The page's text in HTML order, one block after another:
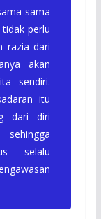
sama
perlu
razia dari
akan
sendiri.
itu
dari diri
selalu